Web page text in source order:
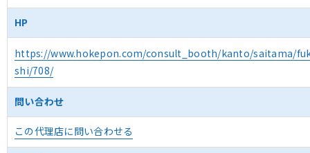
HP
https://www.hokepon.com/consult_booth/kanto/saitama/
shi/708/
問い合わせ
この代理店に問い合わせる